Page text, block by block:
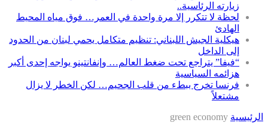
زيارته الرئاسية..
لحظة لا تتكرر إلا مرة واحدة في العمر… فوق مياه المحيط
الهادئ
هيكلية الجيش اللبناني: تنظيم متكامل يحمي لبنان من الحدود
إلى الداخل
“فيفا” يتراجع تحت ضغط العالم… وإنفانتينو يواجه إحدى أكبر
هزائمه السياسية
فرنسا تخرج ببطء من قلب الجحيم… لكن الخطر لا يزال
مشتعلاً
الرئيسية green economy